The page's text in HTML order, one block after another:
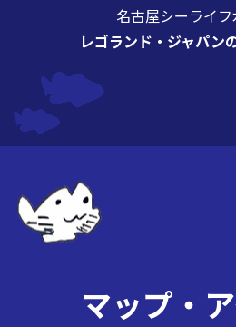
名古屋シーライ
レゴランド・ジャパン
マップ・